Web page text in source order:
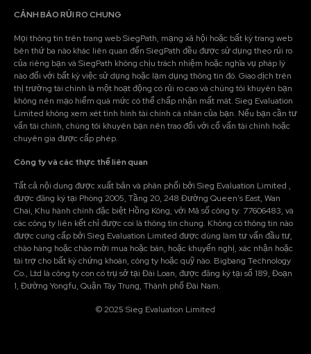
CẢNH BÁO RỦI RO CHUNG
Mọi thông tin trên trang web SiegPath, mạng xã hội hoặc bất kỳ trang web
bên thứ ba nào khác liên quan đến SiegPath đều được sử dụng theo rủi ro
của riêng bạn và SiegPath không chịu trách nhiệm hoặc nghĩa vụ pháp lý
nào đối với bất kỳ việc sử dụng hoặc lạm dụng thông tin đó. Giao dịch trên
thị trường tài chính là một hoạt động có rủi ro cao và chúng tôi khuyên bạn
không nên mạo hiểm quá mức có thể chấp nhận mất mát. Sieg Evaluation
Limited không xem xét tình hình tài chính cá nhân của bạn. Nếu bạn cần tư
vấn tài chính, chúng tôi khuyên bạn nên trao đổi với cố vấn tài chính hoặc
chuyên gia được cấp phép.
Công ty và các thực thể liên quan
Tất cả nội dung được xuất bản và phân phối bởi Sieg Evaluation Limited ,
được đăng ký tại Phòng 2005, Tầng 20, 248 Đường Queen's East, Wan
Chai, Khu hành chính đặc biệt Hồng Kông, với Mã số công ty: 77606483, và
các công ty liên kết chỉ được coi là thông tin chung. Không có thông tin nào
được cung cấp bởi Sieg Evaluation Limited được dùng làm tư vấn đầu tư,
chào hàng hoặc chào mời mua hoặc bán, hoặc khuyến nghị, xác nhận hoặc
tài trợ cho bất kỳ chứng khoán, công ty hoặc quỹ nào. Bigbang Technology
Co., Ltd là công ty con có trụ sở tại Đài Loan, được đăng ký tại số 189, Đoạn
1, Đường Yongfu, Quận Tây Trung, Thành phố Đài Nam.
© 2025 Sieg Evaluation Limited